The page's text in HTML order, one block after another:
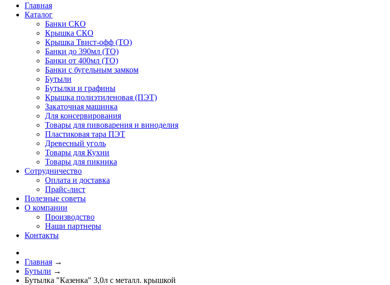
Главная
Каталог
Банки СКО
Крышка СКО
Крышка Твист-офф (ТО)
Банки до 390мл (ТО)
Банки от 400мл (ТО)
Банки с бугельным замком
Бутыли
Бутылки и графины
Крышка полиэтиленовая (ПЭТ)
Закаточная машинка
Для консервирования
Товары для пивоварения и виноделия
Пластиковая тара ПЭТ
Древесный уголь
Товары для Кухни
Товары для пикника
Сотрудничество
Оплата и доставка
Прайс-лист
Полезные советы
О компании
Производство
Наши партнеры
Контакты
Главная →
Бутыли →
Бутылка "Казенка" 3,0л с металл. крышкой